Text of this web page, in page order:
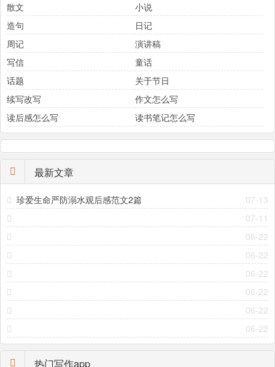
散文
小说
造句
日记
周记
演讲稿
写信
童话
话题
关于节日
续写改写
作文怎么写
读后感怎么写
读书笔记怎么写
最新文章
07-13
珍爱生命严防溺水观后感范文2篇
07-11
06-22
06-22
06-22
06-22
06-22
06-22
热门写作app